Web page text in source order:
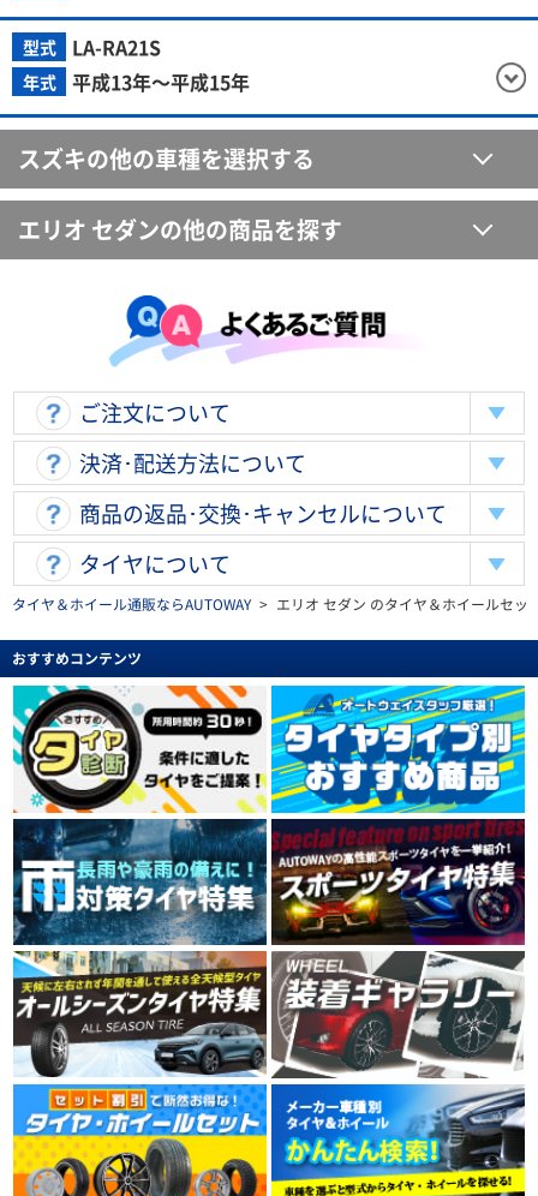
型式 LA-RA21S
年式 平成13年～平成15年
スズキの他の車種を選択する
エリオ セダンの他の商品を探す
ご注文について
決済･配送方法について
商品の返品･交換･キャンセルについて
タイヤについて
タイヤ＆ホイール通販ならAUTOWAY > エリオ セダン のタイヤ＆ホイールセッ
おすすめコンテンツ